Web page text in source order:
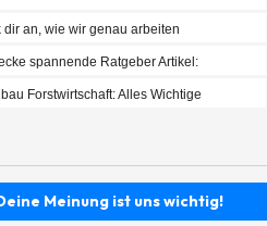
dir an, wie wir genau arbeiten
spannende Ratgeber Artikel:
Forstwirtschaft: Alles Wichtige
Meinung ist uns wichtig!